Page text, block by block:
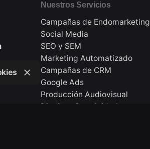
Nuestros Servicios
Campañas de Endomarketing
Social Media
SEO y SEM
Marketing Automatizado
Campañas de CRM
Google Ads
Producción Audiovisual
Diseño y Creatividad